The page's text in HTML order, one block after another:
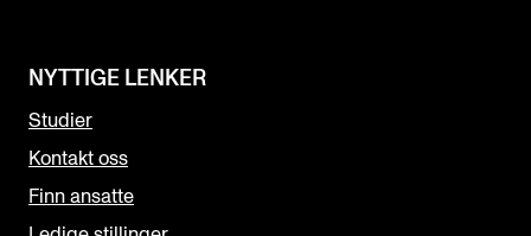
NYTTIGE LENKER
Studier
Kontakt oss
Finn ansatte